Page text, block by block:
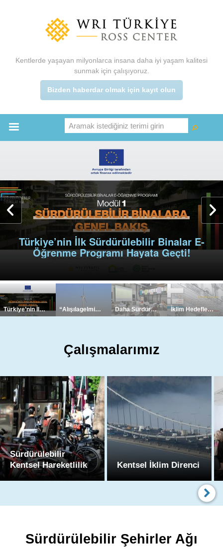
Kentlerde yaşayan milyonlarca insana daha iyi yaşam kalitesi
sunmak için çalışıyoruz.
Bizden haberdar olmak için kayıt olun
Ara
Ara
Türkiye’nin İlk Sürdürülebilir Binalar E-
Öğrenme Programı Hayata Geçti!
Türkiye’nin İlk Sürdürülebilir Binalar E-Öğrenme Programı Hayata Geçti! “Alışılagelmiş Aktörlerin” Ötesinde Sağlanan 102 Milyar ABD Dolarlık İklim Finansmanı, Giderek Güçlenen Çok Kutuplu Bir Gerçekliğe İşaret Ediyor Daha Sürdürülebilir ve Yaşanabilir Bir Caferağa’yı Birlikte Tasarlamak İklim Hedeflerine Ulaşmak için 3 Yeni Stratejik Belge: Türkiye Bina Sektörü Karbonsuzlaşma Yol Haritası ve Yerel Eylem Planları
Çalışmalarımız
Sürdürülebilir
Kentsel Hareketlilik
Kentsel İklim Direnci
Sürdürülebilir Şehirler Ağı